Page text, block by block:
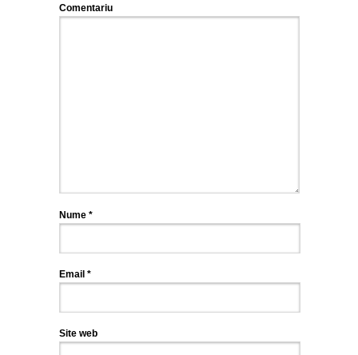
Comentariu
Nume *
Email *
Site web